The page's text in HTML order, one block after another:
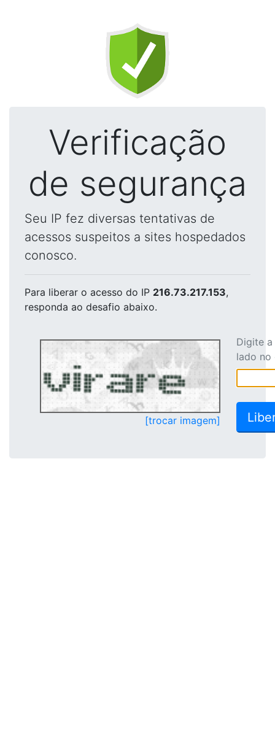
Verificação
de segurança
Seu IP fez diversas tentativas de
acessos suspeitos a sites hospedados
conosco.
Para liberar o acesso do IP 216.73.217.153,
responda ao desafio abaixo.
[trocar imagem]
Digite
lado no